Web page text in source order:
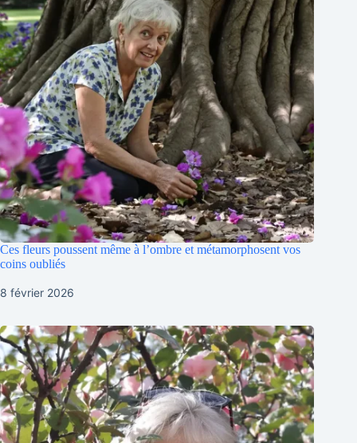
Ces fleurs poussent même à l’ombre et métamorphosent vos
coins oubliés
8 février 2026